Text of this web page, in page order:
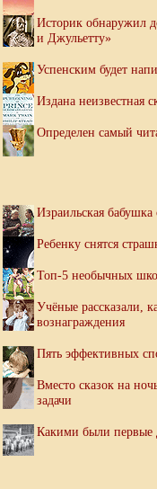
Историк обнаружил
и Джульетту»
Успенским будет
Издана неизвестная
Определен самый
Израильская
Ребенку снятся
Топ-5 необычных
Учёные рассказали,
вознаграждения
Пять эффективных
Вместо сказок на
задачи
Какими были первые